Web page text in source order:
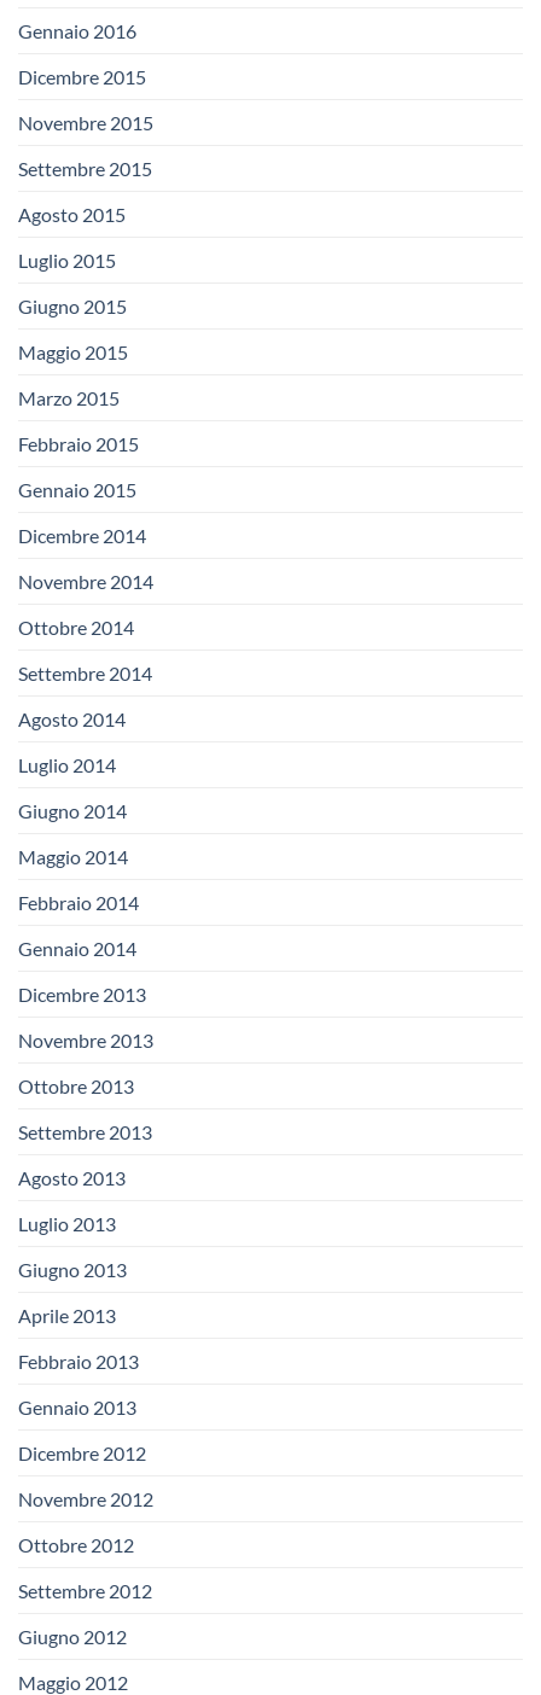
Gennaio 2016
Dicembre 2015
Novembre 2015
Settembre 2015
Agosto 2015
Luglio 2015
Giugno 2015
Maggio 2015
Marzo 2015
Febbraio 2015
Gennaio 2015
Dicembre 2014
Novembre 2014
Ottobre 2014
Settembre 2014
Agosto 2014
Luglio 2014
Giugno 2014
Maggio 2014
Febbraio 2014
Gennaio 2014
Dicembre 2013
Novembre 2013
Ottobre 2013
Settembre 2013
Agosto 2013
Luglio 2013
Giugno 2013
Aprile 2013
Febbraio 2013
Gennaio 2013
Dicembre 2012
Novembre 2012
Ottobre 2012
Settembre 2012
Giugno 2012
Maggio 2012